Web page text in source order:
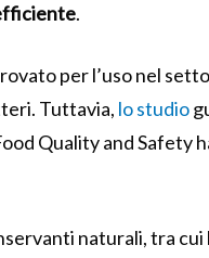
.
per l’uso nel
Tuttavia, lo studio
Quality and Safety
naturali, tra